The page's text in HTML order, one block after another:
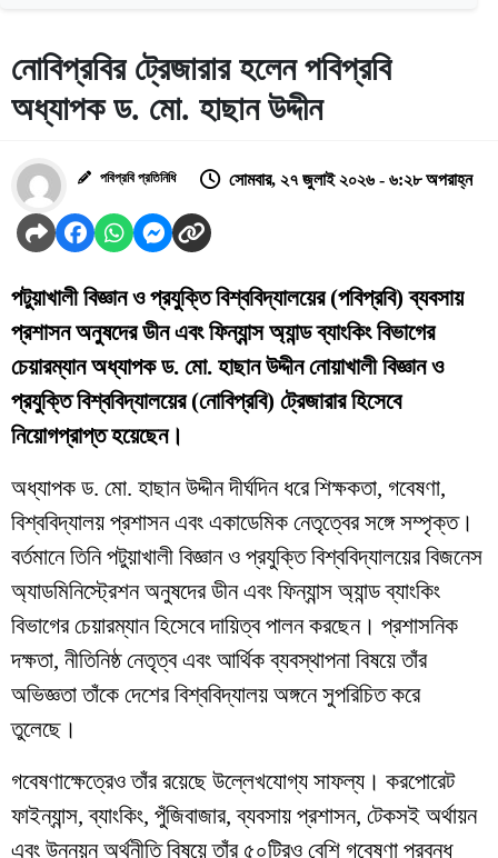
নোবিপ্রবির ট্রেজারার হলেন পবিপ্রবি
অধ্যাপক ড. মো. হাছান উদ্দীন
পবিপ্রবি প্রতিনিধি সোমবার, ২৭ জুলাই ২০২৬ - ৬:২৮ অপরাহ্ন
পটুয়াখালী বিজ্ঞান ও প্রযুক্তি বিশ্ববিদ্যালয়ের (পবিপ্রবি) ব্যবসায়
প্রশাসন অনুষদের ডীন এবং ফিন্যান্স অ্যান্ড ব্যাংকিং বিভাগের
চেয়ারম্যান অধ্যাপক ড. মো. হাছান উদ্দীন নোয়াখালী বিজ্ঞান ও
প্রযুক্তি বিশ্ববিদ্যালয়ের (নোবিপ্রবি) ট্রেজারার হিসেবে
নিয়োগপ্রাপ্ত হয়েছেন।
অধ্যাপক ড. মো. হাছান উদ্দীন দীর্ঘদিন ধরে শিক্ষকতা, গবেষণা,
বিশ্ববিদ্যালয় প্রশাসন এবং একাডেমিক নেতৃত্বের সঙ্গে সম্পৃক্ত।
বর্তমানে তিনি পটুয়াখালী বিজ্ঞান ও প্রযুক্তি বিশ্ববিদ্যালয়ের বিজনেস
অ্যাডমিনিস্ট্রেশন অনুষদের ডীন এবং ফিন্যান্স অ্যান্ড ব্যাংকিং
বিভাগের চেয়ারম্যান হিসেবে দায়িত্ব পালন করছেন। প্রশাসনিক
দক্ষতা, নীতিনিষ্ঠ নেতৃত্ব এবং আর্থিক ব্যবস্থাপনা বিষয়ে তাঁর
অভিজ্ঞতা তাঁকে দেশের বিশ্ববিদ্যালয় অঙ্গনে সুপরিচিত করে
তুলেছে।
গবেষণাক্ষেত্রেও তাঁর রয়েছে উল্লেখযোগ্য সাফল্য। করপোরেট
ফাইন্যান্স, ব্যাংকিং, পুঁজিবাজার, ব্যবসায় প্রশাসন, টেকসই অর্থায়ন
এবং উন্নয়ন অর্থনীতি বিষয়ে তাঁর ৫০টিরও বেশি গবেষণা প্রবন্ধ